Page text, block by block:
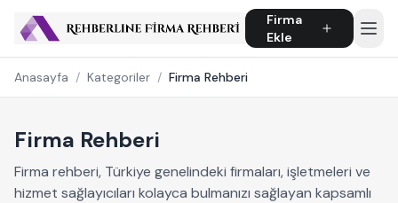
Firma
Ekle
Anasayfa / Kategoriler / Firma Rehberi
Firma Rehberi
Firma rehberi, Türkiye genelindeki firmaları, işletmeleri ve
hizmet sağlayıcıları kolayca bulmanızı sağlayan kapsamlı